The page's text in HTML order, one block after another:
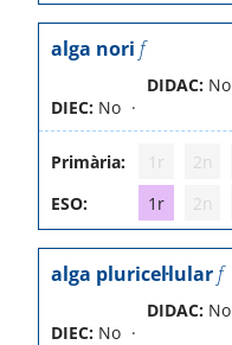
alga nori f
DIEC: No
DIDAC: No
Primària: 1r 2n
ESO:
1r 2n
alga pluricel·lularf
DIEC: No
DIDAC: No